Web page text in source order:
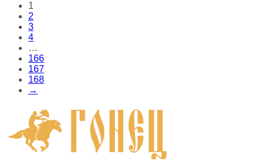
1
2
3
4
…
166
167
168
→